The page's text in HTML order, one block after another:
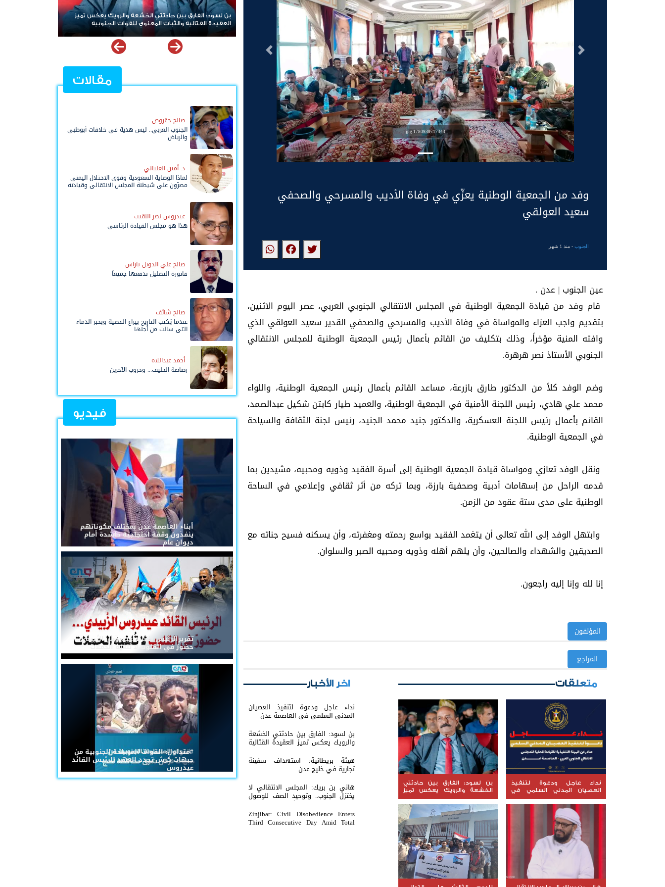
1780930717343.jpg
التالى السابق
وفد من الجمعية الوطنية يعزّي في وفاة الأديب والمسرحي والصحفي
سعيد العولقي
الجنوب- منذ 1 شهر
عين الجنوب | عدن .
قام وفد من قيادة الجمعية الوطنية في المجلس الانتقالي الجنوبي العربي، عصر اليوم الاثنين،
بتقديم واجب العزاء والمواساة في وفاة الأديب والمسرحي والصحفي القدير سعيد العولقي الذي
وافته المنية مؤخراً، وذلك بتكليف من القائم بأعمال رئيس الجمعية الوطنية للمجلس الانتقالي
الجنوبي الأستاذ نصر هرهرة.
وضم الوفد كلاً من الدكتور طارق بازرعة، مساعد القائم بأعمال رئيس الجمعية الوطنية، واللواء
محمد علي هادي، رئيس اللجنة الأمنية في الجمعية الوطنية، والعميد طيار كابتن شكيل عبدالصمد،
القائم بأعمال رئيس اللجنة العسكرية، والدكتور جنيد محمد الجنيد، رئيس لجنة الثقافة والسياحة
في الجمعية الوطنية.
ونقل الوفد تعازي ومواساة قيادة الجمعية الوطنية إلى أسرة الفقيد وذويه ومحبيه، مشيدين بما
قدمه الراحل من إسهامات أدبية وصحفية بارزة، وبما تركه من أثر ثقافي وإعلامي في الساحة
الوطنية على مدى ستة عقود من الزمن.
وابتهل الوفد إلى الله تعالى أن يتغمد الفقيد بواسع رحمته ومغفرته، وأن يسكنه فسيح جناته مع
الصديقين والشهداء والصالحين، وأن يلهم أهله وذويه ومحبيه الصبر والسلوان.
إنا لله وإنا إليه راجعون.
المؤلفون
المراجع
متعلقات
نداء عاجل ودعوة لتنفيذ
العصيان المدني السلمي في
العاصمة عدن
بن لسود: الفارق بين حادثتي
الخشعة والرويك يعكس تميز
العقيدة القتالية والثبات
المعنوي للقوات الجنوبية
اخر الأخبار
نداء عاجل ودعوة لتنفيذ العصيان
المدني السلمي في العاصمة عدن
بن لسود: الفارق بين حادثتي الخشعة
والرويك يعكس تميز العقيدة القتالية
هيئة بريطانية: استهداف سفينة
تجارية في خليج عدن
هاني بن بريك: المجلس الانتقالي لا
يختزل الجنوب.. وتوحيد الصف للوصول
لاستعادة الدولة أولوية تفرضها
الحكمة
Zinjibar: Civil Disobedience Enters
Third Consecutive Day Amid Total
بن لسود: الفارق بين حادثتي الخشعة والرويك يعكس تميز
العقيدة القتالية والثبات المعنوي للقوات الجنوبية
هاني بن بريك: المجلس الانتقالي لا يختزل
الصف للوصول لاستعادة الدولة أولوية تفرضها
مقالات
صالح حقروص
الجنوب العربي.. ليس هدية في خلافات أبوظبي
والرياض
د. أمين العلياني
لماذا الوصاية السعودية وقوى الاحتلال اليمني
مصرّون على شيطنة المجلس الانتقالي وقيادته
عيدروس نصر النقيب
هذا هو مجلس القيادة الرئاسي
صالح علي الدويل باراس
فاتورة التضليل ندفعها جميعاً
صالح شائف
عندما يُكتب التاريخ بيراع القضية وبحبر الدماء
التي سالت من أجلها
أحمد عبداللاه
رصاصة الحليف... وحروب الآخرين
فيديو
أبناء العاصمة عدن بمختلف مكوناتهم
ينفذون وقفة احتجاجية حاشدة أمام
ديوان عام
تقريرالرئيس القائد عيدروس الزُبيدي...
حضورٌ في القلوب لا تُلغيه الحملات
#متداول: القوات المسلحة الجنوبية من
جبهات كرش تجدد العهد للرئيس القائد
عيدروس